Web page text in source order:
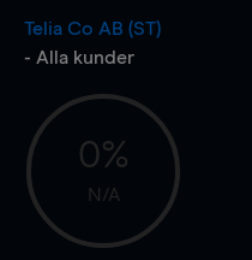
Telia Co AB (ST)
- Alla kunder
0%
N/A